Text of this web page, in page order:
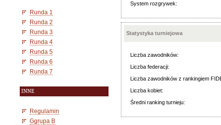
Runda 1
Runda 2
Runda 3
Runda 4
Runda 5
Runda 6
Runda 7
INNE
Regulamin
Ggrupa B
System rozgrywek:
Statystyka turniejowa
Liczba zawodników:
Liczba federacji:
Liczba zawodników z rankingiem
Liczba kobiet:
Średni ranking turnieju: